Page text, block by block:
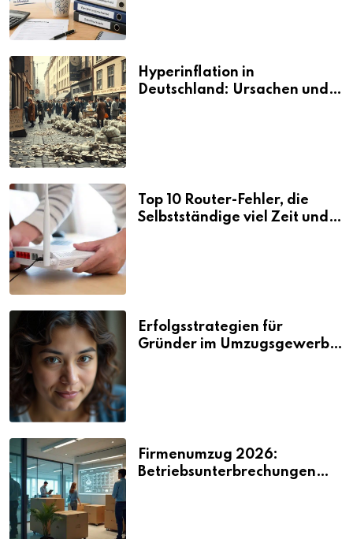
Hyperinflation in
Deutschland: Ursachen und
Top 10 Router-Fehler, die
Selbstständige viel Zeit und
Erfolgsstrategien für
Gründer im Umzugsgewerbe
Firmenumzug 2026:
Betriebsunterbrechungen